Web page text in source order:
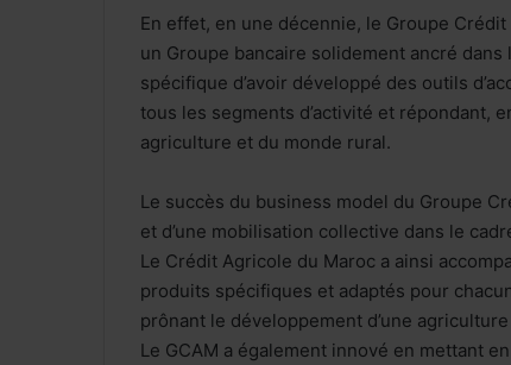
En effet, en une décennie, le Groupe
un Groupe bancaire solidement ancré
spécifique d’avoir développé des outils
tous les segments d’activité et répondant,
agriculture et du monde rural.
Le succès du business model du Groupe
et d’une mobilisation collective dans le
Le Crédit Agricole du Maroc a ainsi
produits spécifiques et adaptés pour
prônant le développement d’une
Le GCAM a également innové en mettant